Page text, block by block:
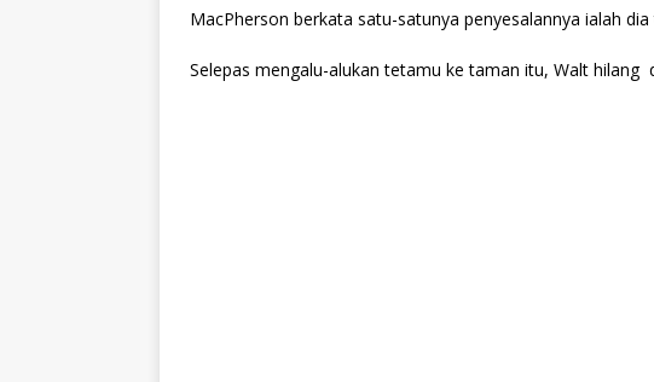
MacPherson berkata satu-satunya penyesalannya ialah
Selepas mengalu-alukan tetamu ke taman itu, Walt hilang